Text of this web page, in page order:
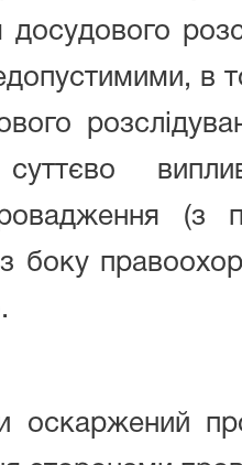
в
(з
боку
оскаржений